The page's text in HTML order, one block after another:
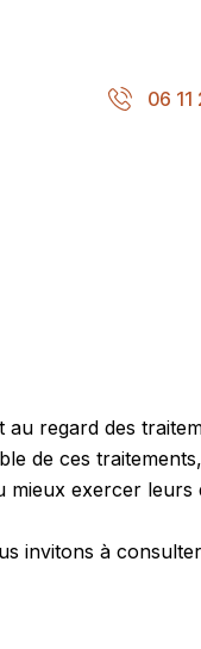
06 11
au regard des
de ces
mieux exercer leurs
invitons à